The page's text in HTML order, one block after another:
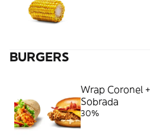
BURGERS
Wrap Coronel
Sobrada
30%